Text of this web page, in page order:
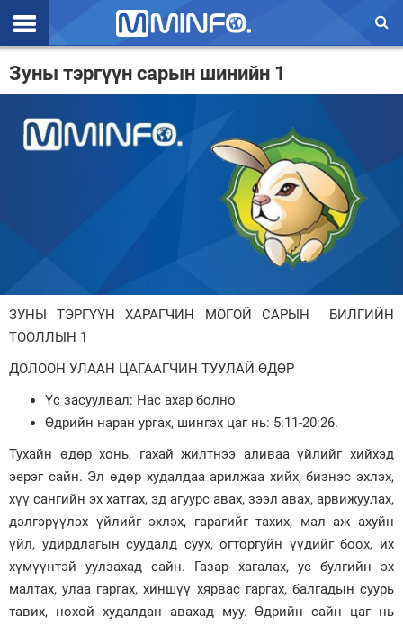
Эхлэл
Валют ханш
Нийгэм
Энтертайнмэнт
Зурхай
Зуны тэргүүн сарын шинийн 1
ЗУНЫ ТЭРГҮҮН ХАРАГЧИН МОГОЙ САРЫН БИЛГИЙН
ТООЛЛЫН 1
ДОЛООН УЛААН ЦАГААГЧИН ТУУЛАЙ ӨДӨР
Үс засуулвал: Нас ахар болно
Өдрийн наран ургах, шингэх цаг нь: 5:11-20:26.
Тухайн өдөр хонь, гахай жилтнээ аливаа үйлийг хийхэд
эерэг сайн. Эл өдөр худалдаа арилжаа хийх, бизнэс эхлэх,
хүү сангийн эх хатгах, эд агуурс авах, зээл авах, арвижуулах,
дэлгэрүүлэх үйлийг эхлэх, гарагийг тахих, мал аж ахуйн
үйл, удирдлагын суудалд суух, огторгуйн үүдийг боох, их
хүмүүнтэй уулзахад сайн. Газар хагалах, ус булгийн эх
малтах, улаа гаргах, хиншүү хярвас гаргах, балгадын суурь
тавих, нохой худалдан авахад муу. Өдрийн сайн цаг нь